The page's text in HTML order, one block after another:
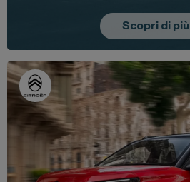
Scopri di più